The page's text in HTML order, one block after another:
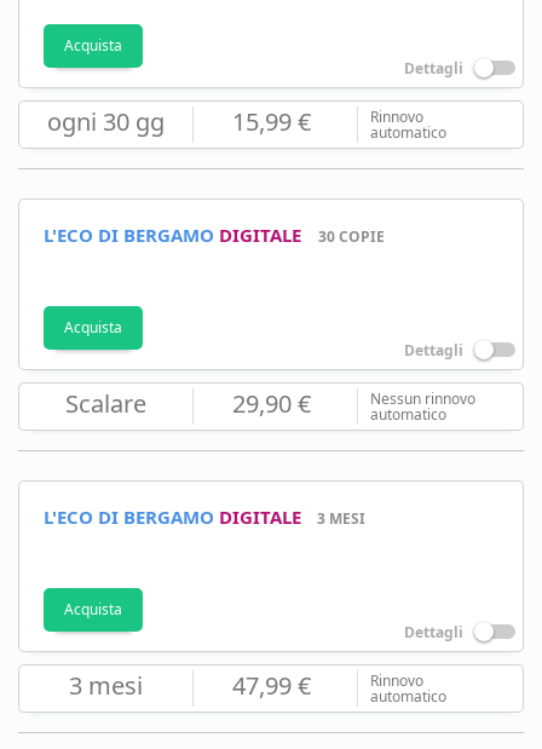
Acquista
Dettagli
ogni 30 gg 15,99 € Rinnovo
automatico
L'ECO DI BERGAMO DIGITALE 30 COPIE
Acquista
Dettagli
Scalare 29,90 € Nessun rinnovo
automatico
L'ECO DI BERGAMO DIGITALE 3 MESI
Acquista
Dettagli
3 mesi 47,99 € Rinnovo
automatico